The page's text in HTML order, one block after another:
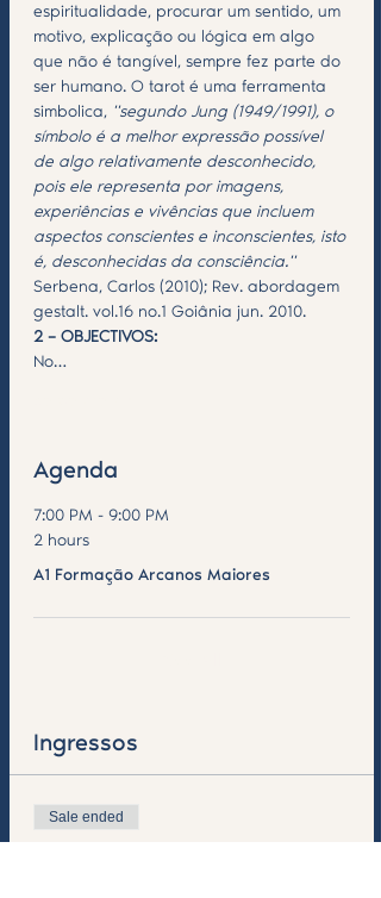
espiritualidade, procurar um sentido, um
motivo, explicação ou lógica em algo
que não é tangível, sempre fez parte do
ser humano. O tarot é uma ferramenta
simbolica, ''segundo Jung (1949/1991), o
símbolo é a melhor expressão possível
de algo relativamente desconhecido,
pois ele representa por imagens,
experiências e vivências que incluem
aspectos conscientes e inconscientes, isto
é, desconhecidas da consciência.''
Serbena, Carlos (2010); Rev. abordagem
gestalt. vol.16 no.1 Goiânia jun. 2010.
2 – OBJECTIVOS:
No…
Agenda
7:00 PM - 9:00 PM
2 hours
A1 Formação Arcanos Maiores
Ingressos
Sale ended